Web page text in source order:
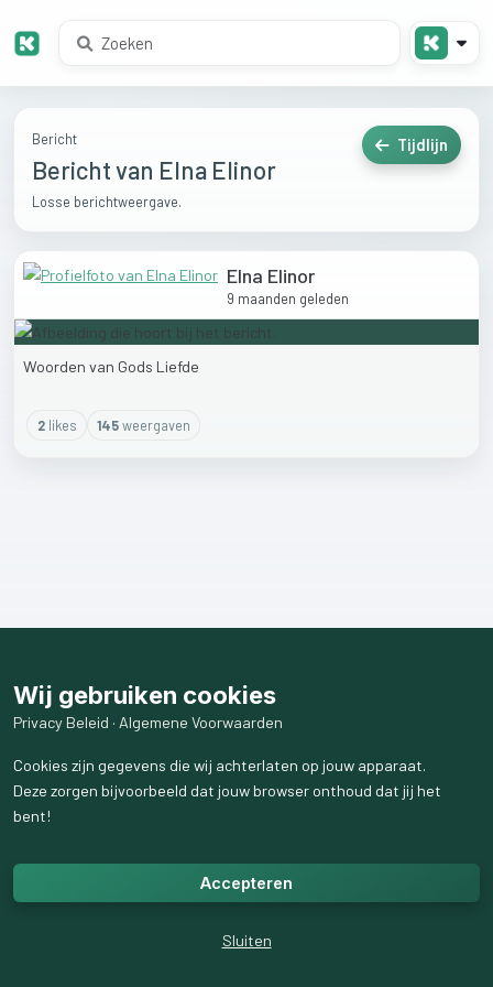
Bericht
Bericht van Elna Elinor
Losse berichtweergave.
Tijdlijn
Elna Elinor
9 maanden geleden
Woorden van Gods Liefde
2likes 145weergaven
Wij gebruiken cookies
Privacy Beleid · Algemene Voorwaarden
Cookies zijn gegevens die wij achterlaten op jouw apparaat.
Deze zorgen bijvoorbeeld dat jouw browser onthoud dat jij het
bent!
Accepteren
Sluiten